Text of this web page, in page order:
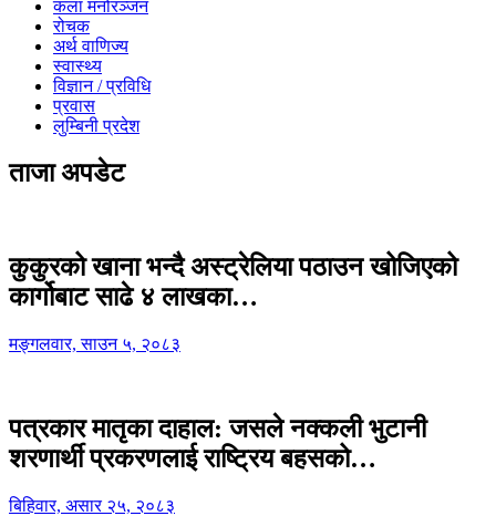
कला मनोरञ्जन
रोचक
अर्थ वाणिज्य
स्वास्थ्य
विज्ञान / प्रविधि
प्रवास
लुम्बिनी प्रदेश
ताजा अपडेट
कुकुरको खाना भन्दै अस्ट्रेलिया पठाउन खोजिएको
कार्गोबाट साढे ४ लाखका…
मङ्गलवार, साउन ५, २०८३
पत्रकार मातृका दाहाल: जसले नक्कली भुटानी
शरणार्थी प्रकरणलाई राष्ट्रिय बहसको…
बिहिवार, असार २५, २०८३